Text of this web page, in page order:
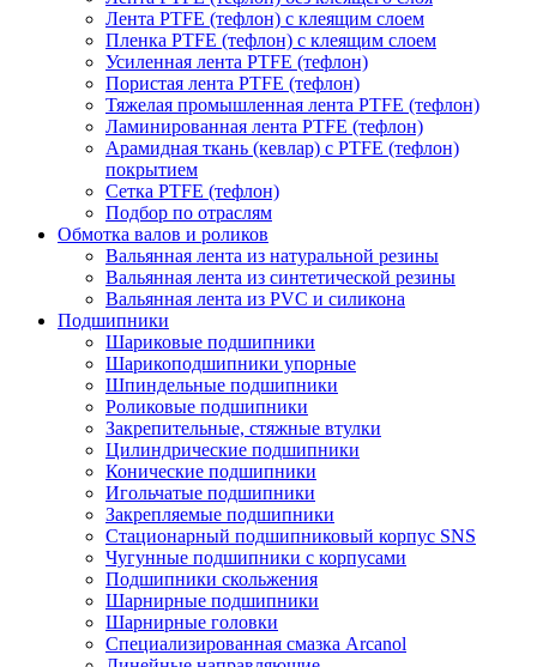
Лента PTFE (тефлон) с клеящим слоем
Пленка PTFE (тефлон) с клеящим слоем
Усиленная лента PTFE (тефлон)
Пористая лента PTFE (тефлон)
Тяжелая промышленная лента PTFE (тефлон)
Ламинированная лента PTFE (тефлон)
Арамидная ткань (кевлар) с PTFE (тефлон)
покрытием
Сетка PTFE (тефлон)
Подбор по отраслям
Обмотка валов и роликов
Вальянная лента из натуральной резины
Вальянная лента из синтетической резины
Вальянная лента из PVC и силикона
Подшипники
Шариковые подшипники
Шарикоподшипники упорные
Шпиндельные подшипники
Роликовые подшипники
Закрепительные, стяжные втулки
Цилиндрические подшипники
Конические подшипники
Игольчатые подшипники
Закрепляемые подшипники
Стационарный подшипниковый корпус SNS
Чугунные подшипники с корпусами
Подшипники скольжения
Шарнирные подшипники
Шарнирные головки
Специализированная смазка Arcanol